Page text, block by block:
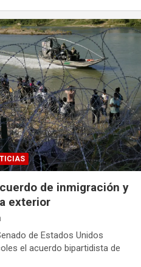
de inmigración y
exterior
de Estados Unidos
el acuerdo bipartidista de